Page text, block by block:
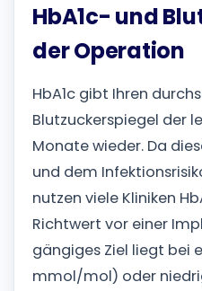
HbA1c- und
der Operation
HbA1c gibt Ihren
Blutzuckerspiegel der
Monate wieder. Da
und dem
nutzen viele Kliniken
Richtwert vor einer
gängiges Ziel liegt bei
mmol/mol) oder